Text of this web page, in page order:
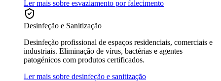
Ler mais sobre esvaziamento por falecimento
Desinfeção e Sanitização
Desinfeção profissional de espaços residenciais, comerciais e
industriais. Eliminação de vírus, bactérias e agentes
patogénicos com produtos certificados.
Ler mais sobre desinfeção e sanitização